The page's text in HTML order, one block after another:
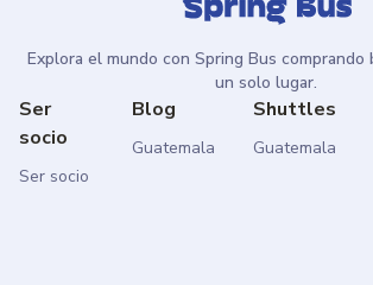
Explora el mundo con Spring Bus
un solo lugar.
Ser
socio
Ser socio
Blog
Guatemala
Shuttles
Guatemala